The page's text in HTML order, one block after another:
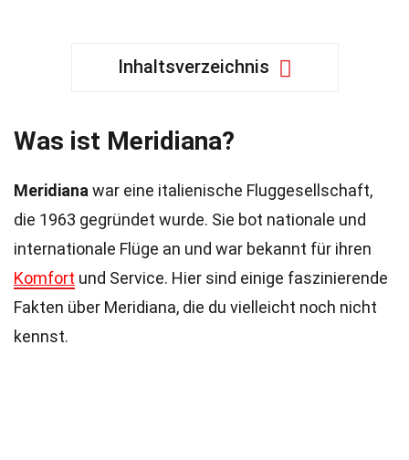
Inhaltsverzeichnis
Was ist Meridiana?
Meridiana war eine italienische Fluggesellschaft,
die 1963 gegründet wurde. Sie bot nationale und
internationale Flüge an und war bekannt für ihren
Komfort und Service. Hier sind einige faszinierende
Fakten über Meridiana, die du vielleicht noch nicht
kennst.